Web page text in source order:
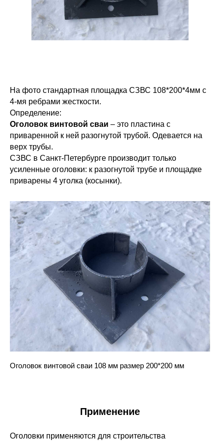
На фото стандартная площадка СЗВС 108*200*4мм с
4-мя ребрами жесткости.
Определение:
Оголовок винтовой сваи – это пластина с
приваренной к ней разогнутой трубой. Одевается на
верх трубы.
СЗВС в Санкт-Петербурге производит только
усиленные оголовки: к разогнутой трубе и площадке
приварены 4 уголка (косынки).
Оголовок винтовой сваи 108 мм размер 200*200 мм
Применение
Оголовки применяются для строительства